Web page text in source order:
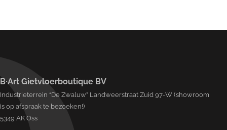
B·Art Gietvloerboutique BV
Industrieterrein “De Zwaluw” Landweerstraat Zuid 97-W (showroom
is op afspraak te bezoeken!)
5349 AK Oss